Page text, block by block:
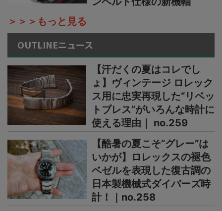
＞＞＞もっと見る
OUTLINEニュース
【汗だくの夏はコレでし
ょ】ヴィンテージ ロレック
ス用に忠実再現した“リベッ
トブレス”がいろんな時計に
使える理由｜ no.259
【酷暑の夏こそ“グレー”は
いかが】ロレックスの褪色
ベゼルを表現した復古調の
日本製機械式ダイバーズ時
計！｜no.258